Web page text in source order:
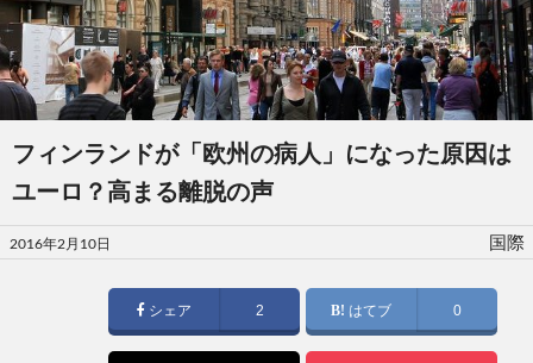
フィンランドが「欧州の病人」になった原因は
ユーロ？高まる離脱の声
投
稿
2016年2月10日 国際
シェア 2 はてブ 0